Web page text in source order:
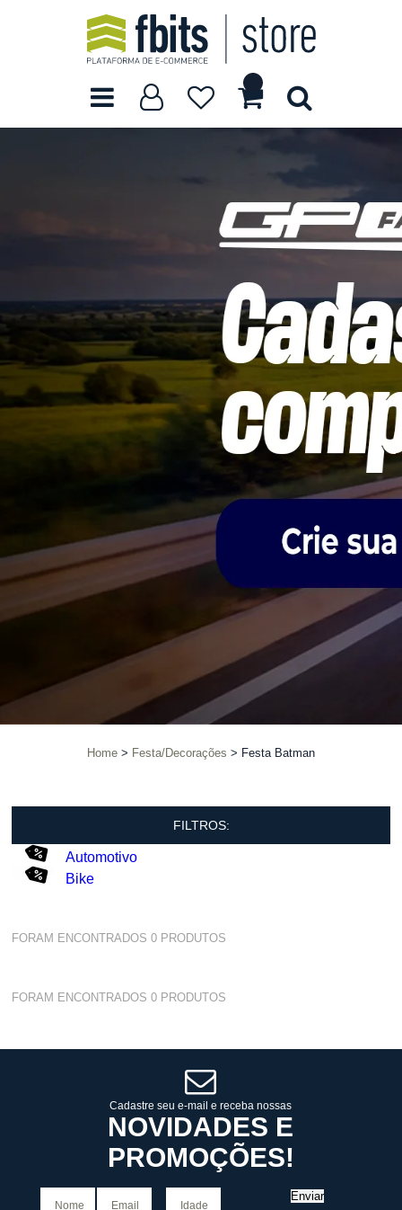
Home Festa/Decorações Festa Batman
FILTROS:
Automotivo
Bike
FORAM ENCONTRADOS0 PRODUTOS
FORAM ENCONTRADOS0 PRODUTOS
Cadastre seu e-mail e receba nossas
NOVIDADES E
PROMOÇÕES!
Enviar